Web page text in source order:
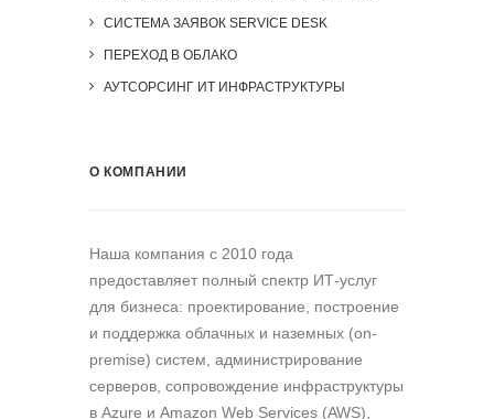
СИСТЕМА ЗАЯВОК SERVICE DESK
ПЕРЕХОД В ОБЛАКО
АУТСОРСИНГ ИТ ИНФРАСТРУКТУРЫ
О КОМПАНИИ
Наша компания c 2010 года
предоставляет полный спектр ИТ-услуг
для бизнеса: проектирование, построение
и поддержка облачных и наземных (on-
premise) систем, администрирование
серверов, сопровождение инфраструктуры
в Azure и Amazon Web Services (AWS),